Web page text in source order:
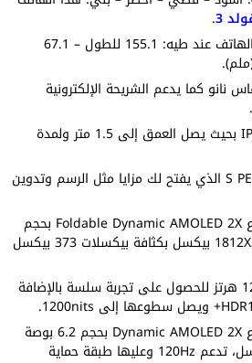
3
.
الوزن 263 جرام وابعاد الهاتف عند طيه: 155.1 للطول – 67.1
نانو كما يدعم الشريحة الإلكترونية
مقاومة الماء بمعيار IPX8 بحيث يصل العمق إلى 1.5 متر ولمدة
يدعم استخدام القلم S PEN الذي يفتح لك مزايا مثل الرسم وتدوين
الشاشة الداخلية من نوع Foldable Dynamic AMOLED 2X بحجم
7.6 بوصة والدقة 1812X2176 بيكسل بكثافة بيكسلات 373 بيكسل
تدعم الشاشة معدل 120 هرتز للحصول على تجربة سلسة بالإضافة
الشاشة الخارجية من نوع Dynamic AMOLED 2X بحجم 6.2 بوصة
والدقة 904X2316 بيكسل، تدعم 120Hz وعليها طبقة حماية